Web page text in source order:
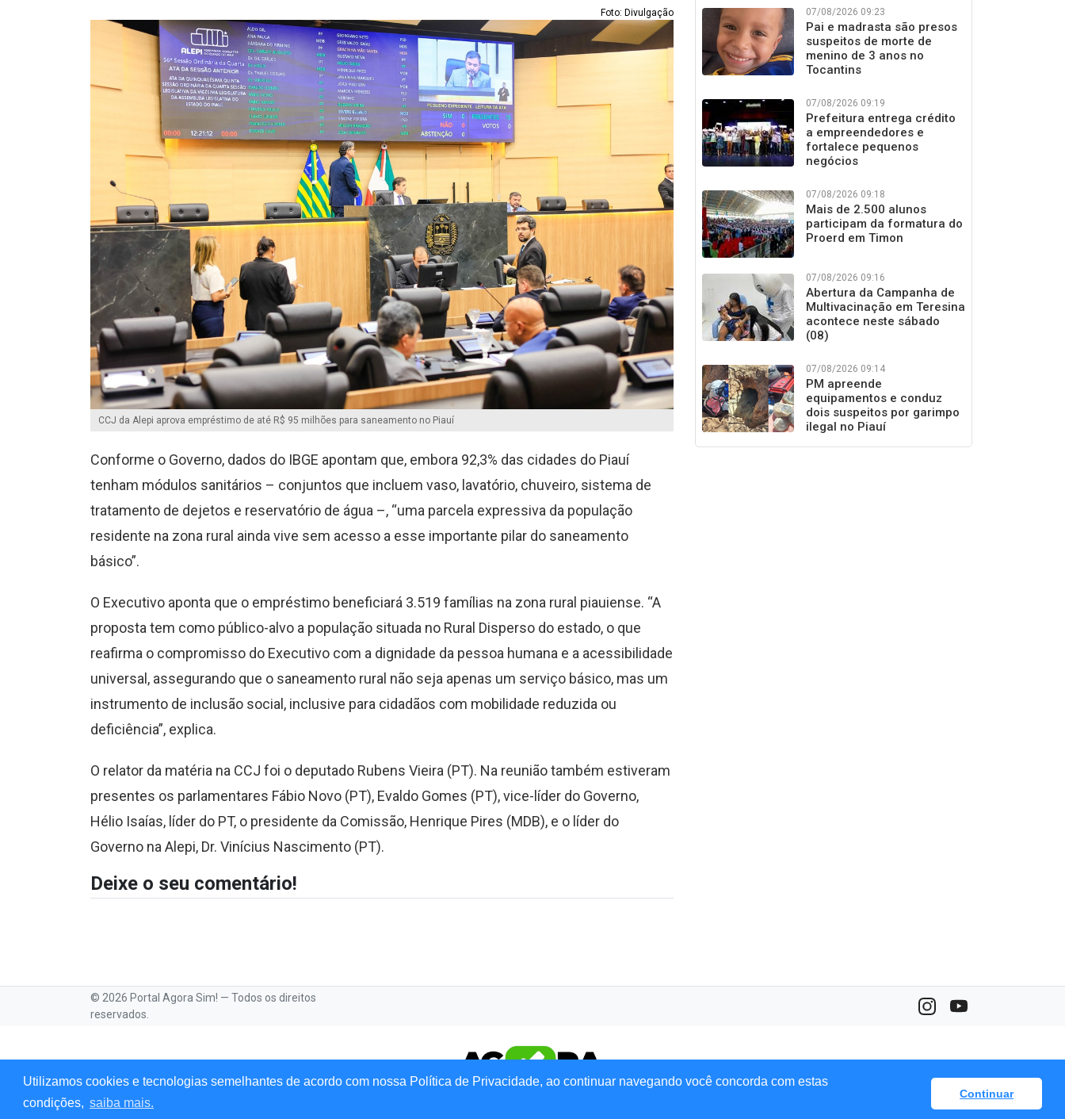
Utilizamos cookies e tecnologias semelhantes de acordo com nossa Política de Privacidade, ao continuar navegando você concorda com estas
condições, saiba mais.
Continuar
Foto: Divulgação
CCJ da Alepi aprova empréstimo de até R$ 95 milhões para saneamento no Piauí
Conforme o Governo, dados do IBGE apontam que, embora 92,3% das cidades do Piauí
tenham módulos sanitários – conjuntos que incluem vaso, lavatório, chuveiro, sistema de
tratamento de dejetos e reservatório de água –, “uma parcela expressiva da população
residente na zona rural ainda vive sem acesso a esse importante pilar do saneamento
básico”.
O Executivo aponta que o empréstimo beneficiará 3.519 famílias na zona rural piauiense. “A
proposta tem como público-alvo a população situada no Rural Disperso do estado, o que
reafirma o compromisso do Executivo com a dignidade da pessoa humana e a acessibilidade
universal, assegurando que o saneamento rural não seja apenas um serviço básico, mas um
instrumento de inclusão social, inclusive para cidadãos com mobilidade reduzida ou
deficiência”, explica.
O relator da matéria na CCJ foi o deputado Rubens Vieira (PT). Na reunião também estiveram
presentes os parlamentares Fábio Novo (PT), Evaldo Gomes (PT), vice-líder do Governo,
Hélio Isaías, líder do PT, o presidente da Comissão, Henrique Pires (MDB), e o líder do
Governo na Alepi, Dr. Vinícius Nascimento (PT).
Deixe o seu comentário!
07/08/2026 09:23
Pai e madrasta são presos
suspeitos de morte de
menino de 3 anos no
Tocantins
07/08/2026 09:19
Prefeitura entrega crédito
a empreendedores e
fortalece pequenos
negócios
07/08/2026 09:18
Mais de 2.500 alunos
participam da formatura do
Proerd em Timon
07/08/2026 09:16
Abertura da Campanha de
Multivacinação em Teresina
acontece neste sábado
(08)
07/08/2026 09:14
PM apreende
equipamentos e conduz
dois suspeitos por garimpo
ilegal no Piauí
© 2026 Portal Agora Sim! — Todos os direitos
reservados.